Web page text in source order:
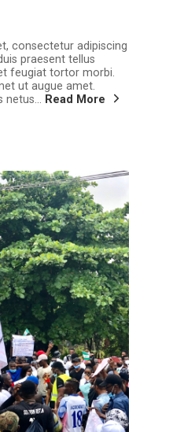
consectetur adipiscing
praesent tellus
feugiat tortor morbi.
ut augue amet.
netus... Read More